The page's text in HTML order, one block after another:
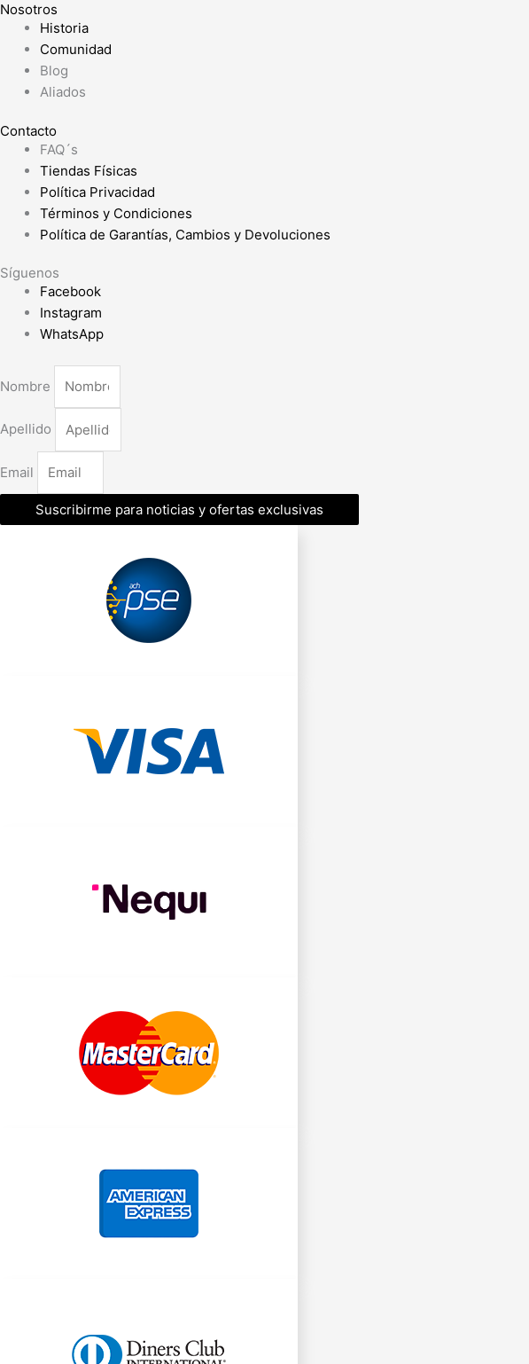
Nosotros
Historia
Comunidad
Blog
Aliados
Contacto
FAQ´s
Tiendas Físicas
Política Privacidad
Términos y Condiciones
Política de Garantías, Cambios y Devoluciones
Síguenos
Facebook
Instagram
WhatsApp
Nombre
Apellido
Email
Suscribirme para noticias y ofertas exclusivas